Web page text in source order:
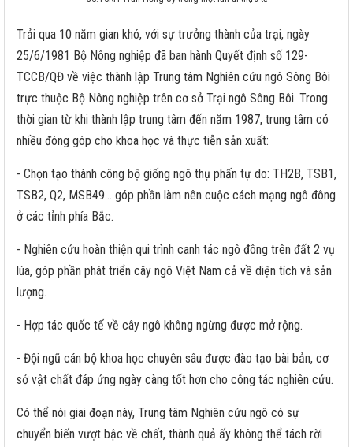
Trải qua 10 năm gian khó, với sự trưởng thành của trại, ngày
25/6/1981 Bộ Nông nghiệp đã ban hành Quyết định số 129-
TCCB/QĐ về việc thành lập Trung tâm Nghiên cứu ngô Sông Bôi
trực thuộc Bộ Nông nghiệp trên cơ sở Trại ngô Sông Bôi. Trong
thời gian từ khi thành lập trung tâm đến năm 1987, trung tâm có
nhiều đóng góp cho khoa học và thực tiễn sản xuất:
- Chọn tạo thành công bộ giống ngô thụ phấn tự do: TH2B, TSB1,
TSB2, Q2, MSB49… góp phần làm nên cuộc cách mạng ngô đông
ở các tỉnh phía Bắc.
- Nghiên cứu hoàn thiện qui trình canh tác ngô đông trên đất 2 vụ
lúa, góp phần phát triển cây ngô Việt Nam cả về diện tích và sản
lượng.
- Hợp tác quốc tế về cây ngô không ngừng được mở rộng.
- Đội ngũ cán bộ khoa học chuyên sâu được đào tạo bài bản, cơ
sở vật chất đáp ứng ngày càng tốt hơn cho công tác nghiên cứu.
Có thể nói giai đoạn này, Trung tâm Nghiên cứu ngô có sự
chuyển biến vượt bậc về chất, thành quả ấy không thể tách rời